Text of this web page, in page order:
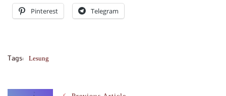
Pinterest Telegram
Tags: Lesung